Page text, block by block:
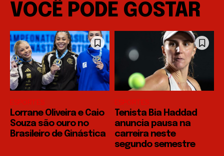
VOCÊ PODE GOSTAR
ESPORTES
Lorrane Oliveira e Caio
Souza são ouro no
Brasileiro de Ginástica
ESPORTES
Tenista Bia Haddad
anuncia pausa na
carreira neste
segundo semestre